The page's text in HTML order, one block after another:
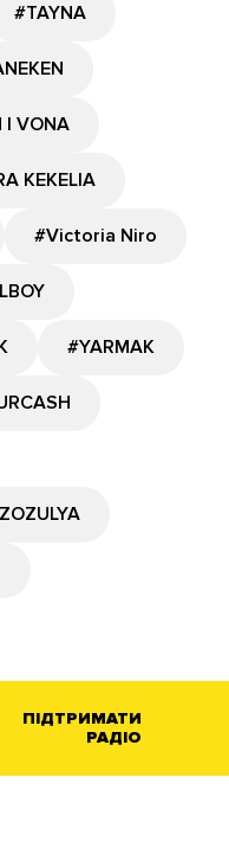
#TAYNA
I VONA
KEKELIA
#Victoria Niro
#YARMAK
ПІДТРИМАТИ
РАДІО